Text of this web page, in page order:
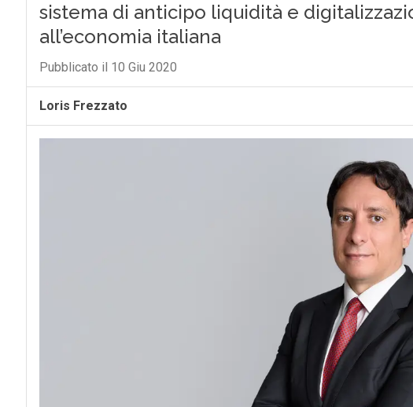
sistema di anticipo liquidità e
all’economia italiana
Pubblicato il 10 Giu 2020
Loris Frezzato